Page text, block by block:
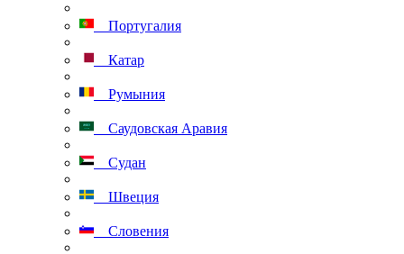
Португалия
Катар
Румыния
Саудовская Аравия
Судан
Швеция
Словения